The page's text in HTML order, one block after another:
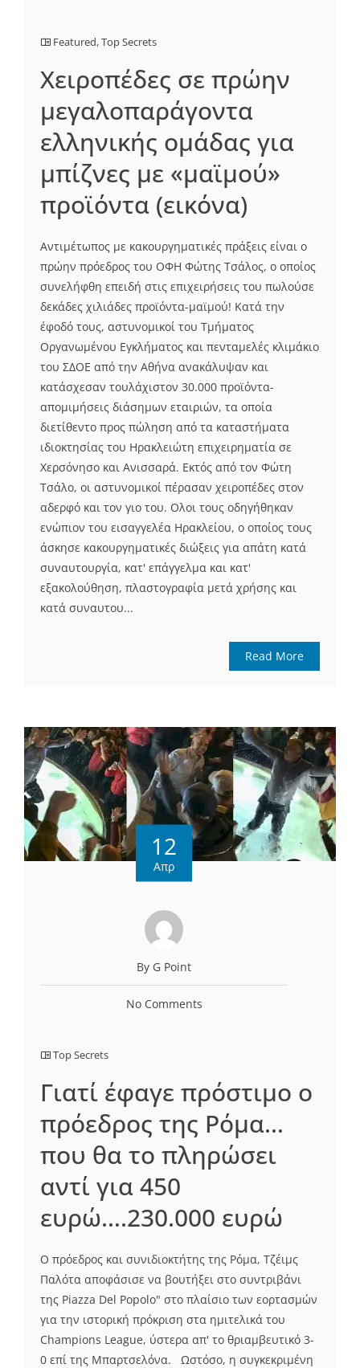
Featured,Top Secrets
Χειροπέδες σε πρώην
μεγαλοπαράγοντα
ελληνικής ομάδας για
μπίζνες με «μαϊμού»
προϊόντα (εικόνα)
Αντιμέτωπος με κακουργηματικές πράξεις είναι ο
πρώην πρόεδρος του ΟΦΗ Φώτης Τσάλος, ο οποίος
συνελήφθη επειδή στις επιχειρήσεις του πωλούσε
δεκάδες χιλιάδες προϊόντα-μαϊμού! Κατά την
έφοδό τους, αστυνομικοί του Τμήματος
Οργανωμένου Εγκλήματος και πενταμελές κλιμάκιο
του ΣΔΟΕ από την Αθήνα ανακάλυψαν και
κατάσχεσαν τουλάχιστον 30.000 προϊόντα-
απομιμήσεις διάσημων εταιριών, τα οποία
διετίθεντο προς πώληση από τα καταστήματα
ιδιοκτησίας του Ηρακλειώτη επιχειρηματία σε
Χερσόνησο και Ανισσαρά. Εκτός από τον Φώτη
Τσάλο, οι αστυνομικοί πέρασαν χειροπέδες στον
αδερφό και τον γιο του. Ολοι τους οδηγήθηκαν
ενώπιον του εισαγγελέα Ηρακλείου, ο οποίος τους
άσκησε κακουργηματικές διώξεις για απάτη κατά
συναυτουργία, κατ' επάγγελμα και κατ'
εξακολούθηση, πλαστογραφία μετά χρήσης και
κατά συναυτου...
Read More
12
Απρ
By G Point
No Comments
Top Secrets
Γιατί έφαγε πρόστιμο ο
πρόεδρος της Ρόμα…
που θα το πληρώσει
αντί για 450
ευρώ….230.000 ευρώ
Ο πρόεδρος και συνιδιοκτήτης της Ρόμα, Τζέιμς
Παλότα αποφάσισε να βουτήξει στο συντριβάνι
της Piazza Del Popolo" στο πλαίσιο των εορτασμών
για την ιστορική πρόκριση στα ημιτελικά του
Champions League, ύστερα απ' το θριαμβευτικό 3-
0 επί της Μπαρτσελόνα. Ωστόσο, η συγκεκριμένη